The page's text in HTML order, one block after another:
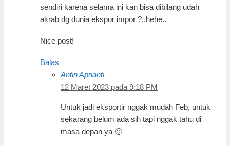
sendiri karena selama ini kan bisa dibilang udah
akrab dg dunia ekspor impor ?..hehe..
Nice post!
Balas
Antin Aprianti
12 Maret 2023 pada 9:18 PM
Untuk jadi eksportir nggak mudah Feb, untuk
sekarang belum ada sih tapi nggak tahu di
masa depan ya 🙂